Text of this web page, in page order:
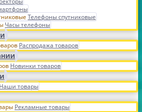
Телефоны спутниковые
Часы телефоны
Распродажа товаров
Новинки товаров
Наши товары
Рекламные товары